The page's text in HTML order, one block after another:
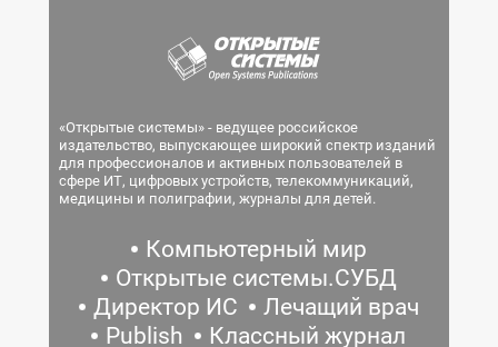
«Открытые системы» - ведущее российское
издательство, выпускающее широкий спектр изданий
для профессионалов и активных пользователей в
сфере ИТ, цифровых устройств, телекоммуникаций,
медицины и полиграфии, журналы для детей.
Компьютерный мир
Открытые системы.СУБД
Директор ИС
Лечащий врач
Publish
Классный журнал